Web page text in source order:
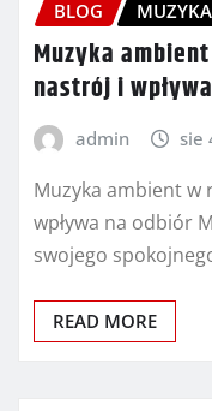
BLOG MUZYKA
Muzyka
nastrój i
admin sie
Muzyka ambient w
wpływa na odbiór
swojego
READ MORE